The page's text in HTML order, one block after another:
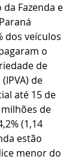
Fazenda e
dos veículos
o
de
de
até 15 de
de
(1,14
estão
menor do